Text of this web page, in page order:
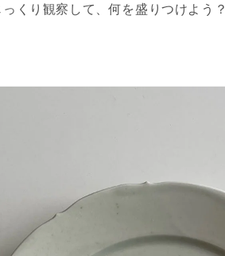
くり観察して、何を盛りつけよう？